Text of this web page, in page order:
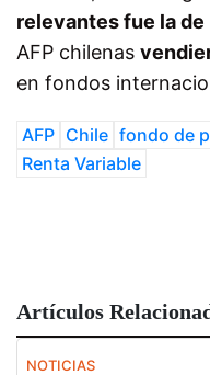
relevantes fue la
AFP chilenas
en fondos
AFP Chile fondo de
Renta Variable
Artículos
NOTICIAS